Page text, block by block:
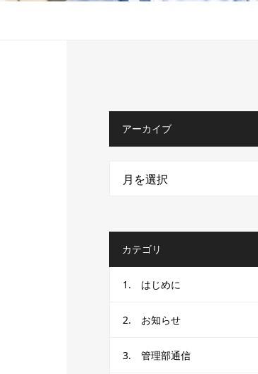
アーカイブ
月を選択
カテゴリ
1. はじめに
2. お知らせ
3. 管理部通信